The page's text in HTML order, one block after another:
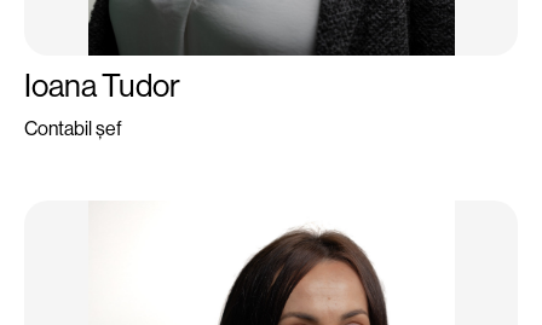
Ioana Tudor
Contabil șef